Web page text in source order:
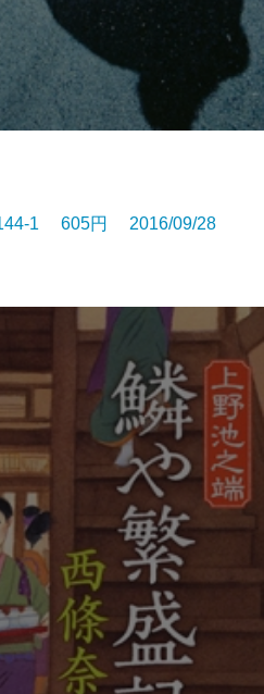
1 605円 2016/09/28